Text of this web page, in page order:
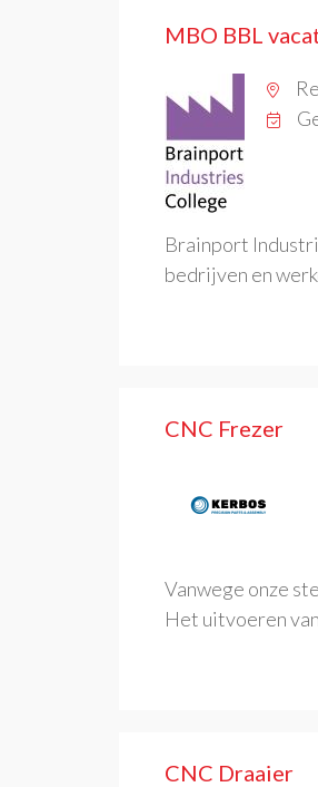
MBO BBL
Brainport
bedrijven en
CNC Frezer
Vanwege onze
Het uitvoeren
CNC Draaier